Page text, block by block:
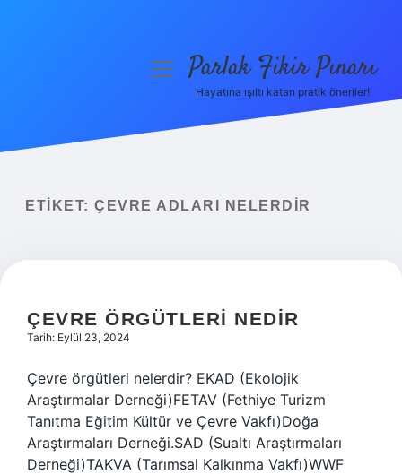
Yasal Uyarı
menüyüParlak Fikir Pınarı
Hayatına ışıltı katan pratik öneriler!
ETIKET: ÇEVRE ADLARI NELERDIR
ÇEVRE ÖRGÜTLERI NEDIR
Tarih: Eylül 23, 2024
Çevre örgütleri nelerdir? EKAD (Ekolojik
Araştırmalar Derneği)FETAV (Fethiye Turizm
Tanıtma Eğitim Kültür ve Çevre Vakfı)Doğa
Araştırmaları Derneği.SAD (Sualtı Araştırmaları
Derneği)TAKVA (Tarımsal Kalkınma Vakfı)WWF